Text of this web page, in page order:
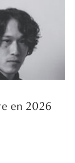
en 2026